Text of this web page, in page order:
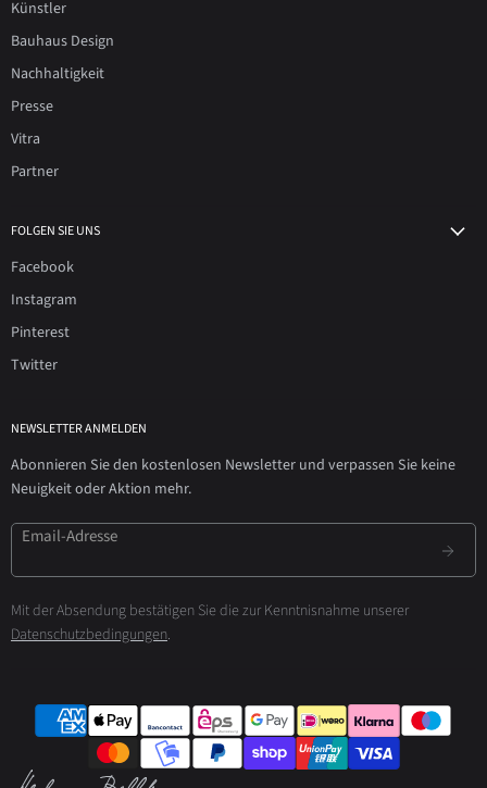
Künstler
Bauhaus Design
Nachhaltigkeit
Presse
Vitra
Partner
FOLGEN SIE UNS
Facebook
Instagram
Pinterest
Twitter
NEWSLETTER ANMELDEN
Abonnieren Sie den kostenlosen Newsletter und verpassen Sie keine
Neuigkeit oder Aktion mehr.
Email-Adresse
Mit der Absendung bestätigen Sie die zur Kenntnisnahme unserer
Datenschutzbedingungen.